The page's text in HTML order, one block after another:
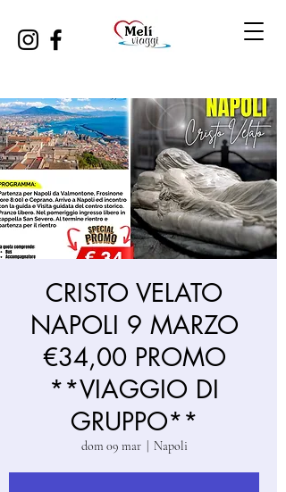
CRISTO VELATO
NAPOLI 9 MARZO
€34,00 PROMO
**VIAGGIO DI
GRUPPO**
dom 09 mar
  |
Napoli